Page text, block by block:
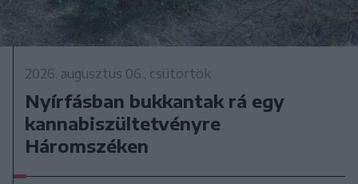
2026. augusztus 06., csütörtök
Nyírfásban bukkantak rá egy
kannabiszültetvényre
Háromszéken